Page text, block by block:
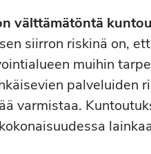
välttämätöntä
siirron riskinä on,
muihin
palveluiden
varmistaa.